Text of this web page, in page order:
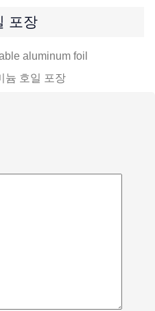
포장
늄 호일 포장